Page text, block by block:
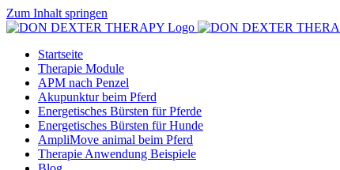
Zum Inhalt springen
Startseite
Therapie Module
APM nach Penzel
Akupunktur beim Pferd
Energetisches Bürsten für Pferde
Energetisches Bürsten für Hunde
AmpliMove animal beim Pferd
Therapie Anwendung Beispiele